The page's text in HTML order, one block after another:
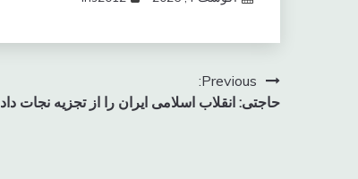
راهبری
نوشته
Previous:
حاجتی: انقلاب اسلامی ایران را از تجزیه نجات داد